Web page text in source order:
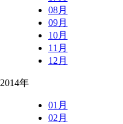
08月
09月
10月
11月
12月
2014年
01月
02月